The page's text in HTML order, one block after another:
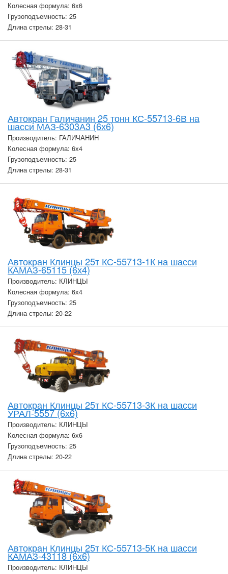
Колесная формула: 6х6
Грузоподъемность: 25
Длина стрелы: 28-31
Автокран Галичанин 25 тонн КС-55713-6В на
шасси МАЗ-6303А3 (6х6)
Производитель: ГАЛИЧАНИН
Колесная формула: 6х4
Грузоподъемность: 25
Длина стрелы: 28-31
Автокран Клинцы 25т КС-55713-1К на шасси
КАМАЗ-65115 (6х4)
Производитель: КЛИНЦЫ
Колесная формула: 6х4
Грузоподъемность: 25
Длина стрелы: 20-22
Автокран Клинцы 25т КС-55713-3К на шасси
УРАЛ-5557 (6х6)
Производитель: КЛИНЦЫ
Колесная формула: 6х6
Грузоподъемность: 25
Длина стрелы: 20-22
Автокран Клинцы 25т КС-55713-5К на шасси
КАМАЗ-43118 (6х6)
Производитель: КЛИНЦЫ